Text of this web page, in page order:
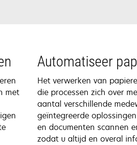
met
Automatiseer
Het verwerken van
die processen zich over
aantal verschillende
geïntegreerde
en documenten scannen
zodat u altijd en overal